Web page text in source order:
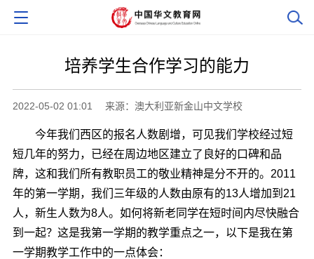
培养学生合作学习的能力
2022-05-02 01:01 来源：澳大利亚新金山中文学校
今年我们西区的报名人数剧增，可见我们学校经过短
短几年的努力，已经在周边地区建立了良好的口碑和品
牌，这和我们所有教职员工的敬业精神是分不开的。2011
年的第一学期，我们三年级的人数由原有的13人增加到21
人，新生人数为8人。如何将新老同学在短时间内尽快融合
到一起？这是我第一学期的教学重点之一，以下是我在第
一学期教学工作中的一点体会：